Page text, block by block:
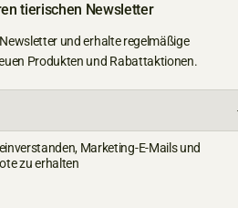
tierischen Newsletter
und erhalte regelmäßige
Produkten und Rabattaktionen.
Marketing-E-Mails und
zu erhalten